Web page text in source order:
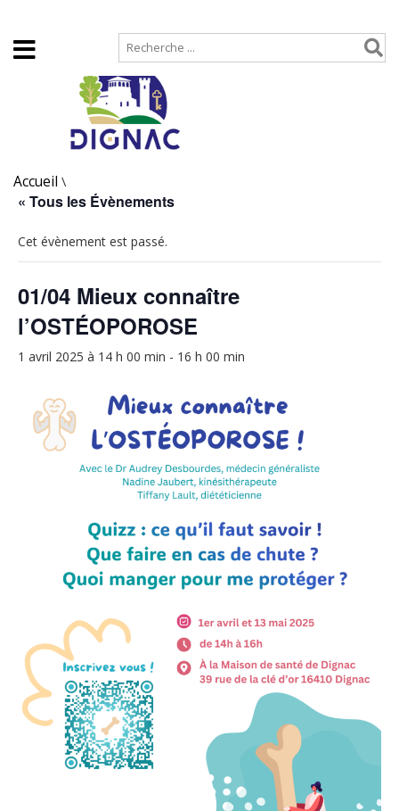
Accueil \
« Tous les Évènements
Cet évènement est passé.
01/04 Mieux connaître
l’OSTÉOPOROSE
1 avril 2025 à 14 h 00 min - 16 h 00 min